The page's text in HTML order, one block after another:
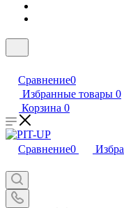
Сравнение0
Избранные товары 0
Корзина 0
Сравнение0